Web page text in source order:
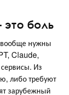
боль
вообще нужны
Claude,
Из
либо требуют
зарубежный